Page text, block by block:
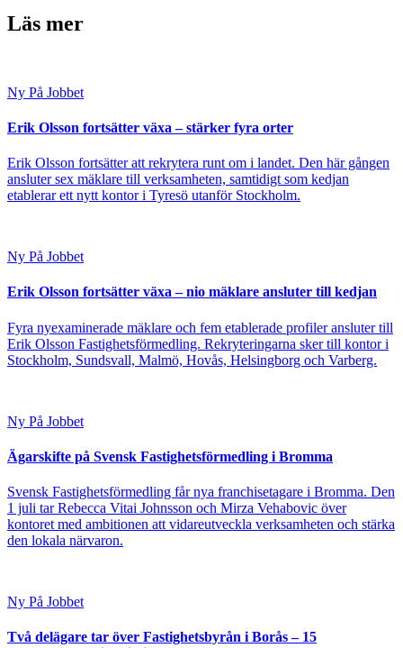
Läs mer
Ny På Jobbet
Erik Olsson fortsätter växa – stärker fyra orter
Erik Olsson fortsätter att rekrytera runt om i landet. Den här gången
ansluter sex mäklare till verksamheten, samtidigt som kedjan
etablerar ett nytt kontor i Tyresö utanför Stockholm.
Ny På Jobbet
Erik Olsson fortsätter växa – nio mäklare ansluter till kedjan
Fyra nyexaminerade mäklare och fem etablerade profiler ansluter till
Erik Olsson Fastighetsförmedling. Rekryteringarna sker till kontor i
Stockholm, Sundsvall, Malmö, Hovås, Helsingborg och Varberg.
Ny På Jobbet
Ägarskifte på Svensk Fastighetsförmedling i Bromma
Svensk Fastighetsförmedling får nya franchisetagare i Bromma. Den
1 juli tar Rebecca Vitai Johnsson och Mirza Vehabovic över
kontoret med ambitionen att vidareutveckla verksamheten och stärka
den lokala närvaron.
Ny På Jobbet
Två delägare tar över Fastighetsbyrån i Borås – 15